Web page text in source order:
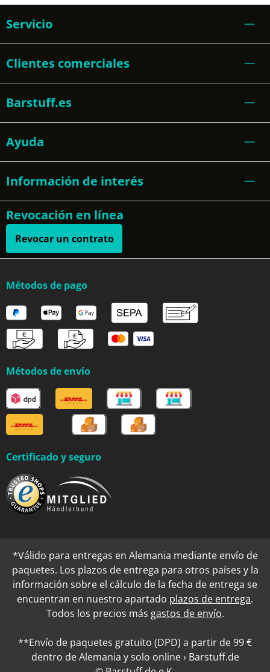
Servicio
Clientes comerciales
Barstuff.es
Ayuda
Información de interés
Revocación en línea
Revocar un contrato
Métodos de pago
Métodos de envío
Certificado y seguro
*Válido para entregas en Alemania mediante envío de
paquetes. Los plazos de entrega para otros países y la
información sobre el cálculo de la fecha de entrega se
encuentran en nuestro apartado plazos de entrega.
Todos los precios más gastos de envío.
**Envío de paquetes gratuito (DPD) a partir de 99 €
dentro de Alemania y solo online › Barstuff.de